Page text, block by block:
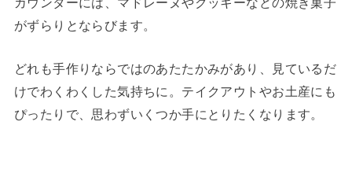
がずらりとならびます。
どれも手作りならではのあたたかみがあり、見ているだ
けでわくわくした気持ちに。テイクアウトやお土産にも
ぴったりで、思わずいくつか手にとりたくなります。